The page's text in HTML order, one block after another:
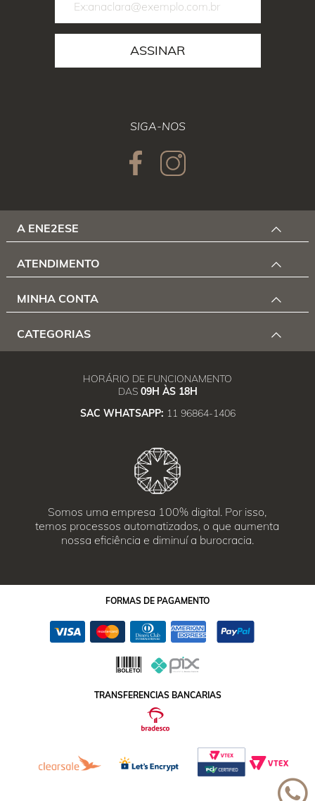
ASSINAR
SIGA-NOS
A ENE2ESE
ATENDIMENTO
MINHA CONTA
CATEGORIAS
HORÁRIO DE FUNCIONAMENTO
DAS 09H ÀS 18H
SAC WHATSAPP: 11 96864-1406
Somos uma empresa 100% digital. Por isso,
temos processos automatizados, o que aumenta
nossa eficiência e diminuí a burocracia.
FORMAS DE PAGAMENTO
TRANSFERENCIAS BANCARIAS